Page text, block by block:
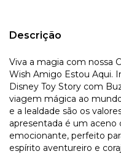
Descrição
Viva a magia com nossa
Wish Amigo Estou Aqui.
Disney Toy Story com
viagem mágica ao
e a lealdade são os
apresentada é um aceno
emocionante, perfeito
espírito aventureiro e